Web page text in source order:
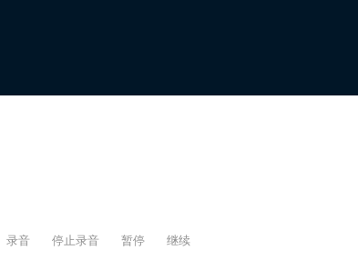
录音 停止录音 暂停 继续